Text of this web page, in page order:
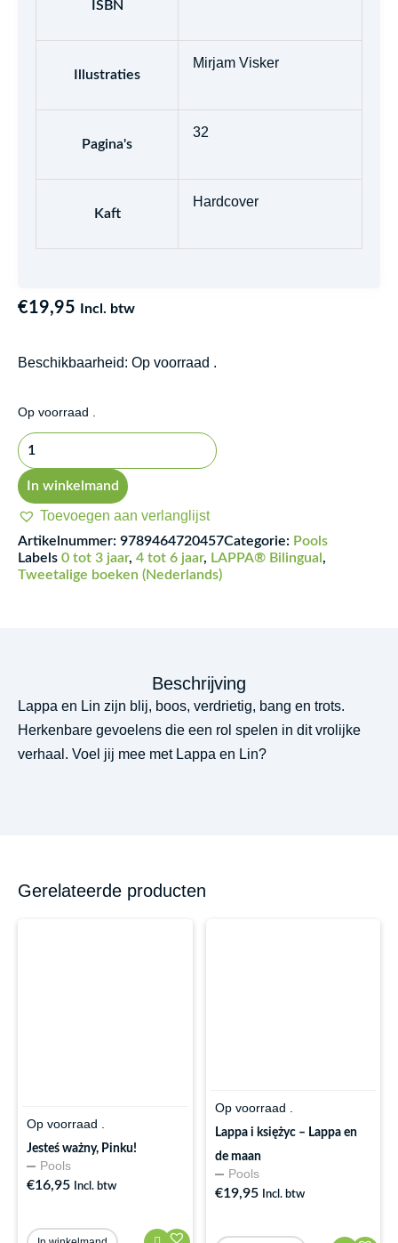
ISBN
Illustraties
Mirjam Visker
Pagina's
32
Kaft
Hardcover
€19,95 Incl. btw
Beschikbaarheid: Op voorraad .
Op voorraad .
Lappa
Little
-
uczucia
aantal
In winkelmand
Toevoegen aan verlanglijst
Artikelnummer: 9789464720457Categorie: Pools
Labels 0 tot 3 jaar, 4 tot 6 jaar, LAPPA® Bilingual ,
Tweetalige boeken (Nederlands)
Beschrijving
Lappa en Lin zijn blij, boos, verdrietig, bang en trots.
Herkenbare gevoelens die een rol spelen in dit vrolijke
verhaal. Voel jij mee met Lappa en Lin?
Gerelateerde producten
Op voorraad .
Jesteś ważny, Pinku!
Pools
€16,95 Incl. btw
Op voorraad .
Lappa i księżyc – Lappa en
de maan
Pools
€19,95 Incl. btw